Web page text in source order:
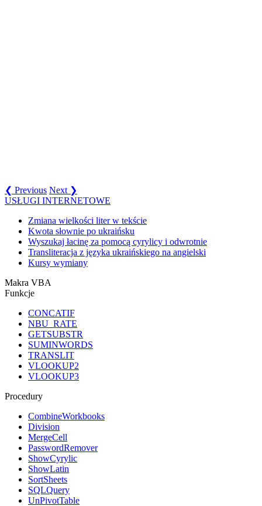
❮ Previous Next ❯
USŁUGI INTERNETOWE
Zmiana wielkości liter w tekście
Kwota słownie po ukraińsku
Wyszukaj łacinę za pomocą cyrylicy i odwrotnie
Transliteracja z języka ukraińskiego na angielski
Kursy wymiany
Makra VBA
Funkcje
CONCATIF
NBU_RATE
GETSUBSTR
SUMINWORDS
TRANSLIT
VLOOKUP2
VLOOKUP3
Procedury
CombineWorkbooks
Division
MergeCell
PasswordRemover
ShowCyrylic
ShowLatin
SortSheets
SQLQuery
UnPivotTable